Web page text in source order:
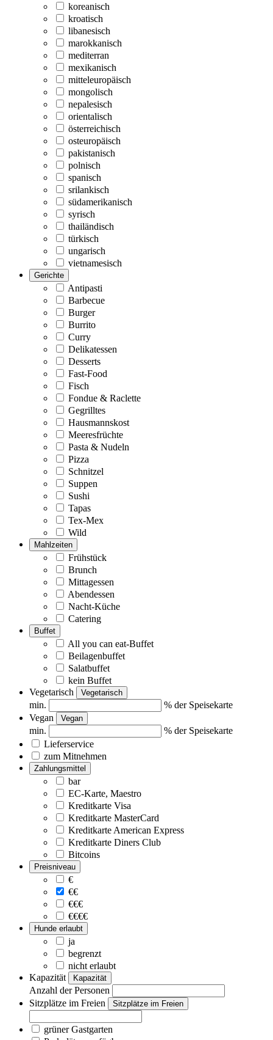
koreanisch
kroatisch
libanesisch
marokkanisch
mediterran
mexikanisch
mitteleuropäisch
mongolisch
nepalesisch
orientalisch
österreichisch
osteuropäisch
pakistanisch
polnisch
spanisch
srilankisch
südamerikanisch
syrisch
thailändisch
türkisch
ungarisch
vietnamesisch
Gerichte
Antipasti
Barbecue
Burger
Burrito
Curry
Delikatessen
Desserts
Fast-Food
Fisch
Fondue & Raclette
Gegrilltes
Hausmannskost
Meeresfrüchte
Pasta & Nudeln
Pizza
Schnitzel
Suppen
Sushi
Tapas
Tex-Mex
Wild
Mahlzeiten
Frühstück
Brunch
Mittagessen
Abendessen
Nacht-Küche
Catering
Buffet
All you can eat-Buffet
Beilagenbuffet
Salatbuffet
kein Buffet
Vegetarisch
Vegetarisch
min.
% der Speisekarte
Vegan
Vegan
min.
% der Speisekarte
Lieferservice
zum Mitnehmen
Zahlungsmittel
bar
EC-Karte, Maestro
Kreditkarte Visa
Kreditkarte MasterCard
Kreditkarte American Express
Kreditkarte Diners Club
Bitcoins
Preisniveau
€
€€
€€€
€€€€
Hunde erlaubt
ja
begrenzt
nicht erlaubt
Kapazität
Kapazität
Anzahl der Personen
Sitzplätze im Freien
Sitzplätze im Freien
grüner Gastgarten